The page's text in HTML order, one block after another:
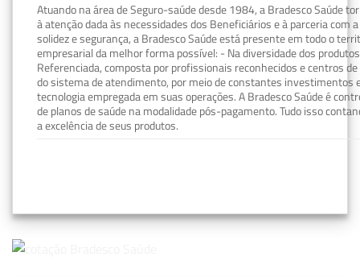
Atuando na área de Seguro-saúde desde 1984, a Bradesco Saúde
à atenção dada às necessidades dos Beneficiários e à parceria com
solidez e segurança, a Bradesco Saúde está presente em todo o
empresarial da melhor forma possível: - Na diversidade dos
Referenciada, composta por profissionais reconhecidos e centros
do sistema de atendimento, por meio de constantes investimentos
tecnologia empregada em suas operações. A Bradesco Saúde é
de planos de saúde na modalidade pós-pagamento. Tudo isso
a excelência de seus produtos.